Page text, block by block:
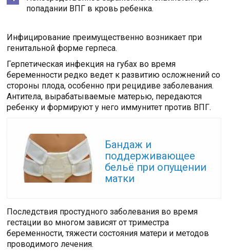
попадании ВПГ в кровь ребенка.
Инфицирование преимущественно возникает при
генитальной форме герпеса.
Герпетическая инфекция на губах во время
беременности редко ведет к развитию осложнений со
стороны плода, особенно при рецидиве заболевания.
Антитела, вырабатываемые матерью, передаются
ребенку и формируют у него иммунитет против ВПГ.
Бандаж и
поддерживающее
бельё при опущении
матки
Последствия простудного заболевания во время
гестации во многом зависят от триместра
беременности, тяжести состояния матери и методов
проводимого лечения.